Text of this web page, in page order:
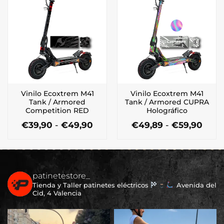
se
pueden
elegir
página
de
Las
opciones
se
pueden
elegir
página
de
producto
Vinilo Ecoxtrem M41
Tank / Armored
Competition RED
€39,90 - €49,90
desde
€39,90
hasta
€49,90
variantes.
Las
opciones
se
pueden
Vinilo Ecoxtrem M41
Tank / Armored CUPRA
Holográfico
€49,89 - €59,90
tiene
múltiples
variantes.
Las
opciones
se
patinetestore_
Tienda y Taller patinetes eléctricos
Avenida del
Cid, 4 Valencia